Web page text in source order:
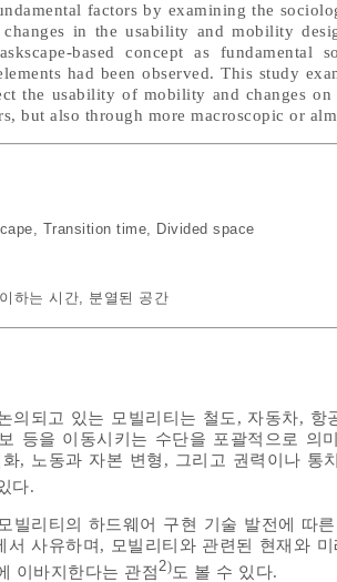
factors by examining the
in the usability and mobility
based concept as fundamental
had been observed. This study
the usability of mobility and changes
but also through more macroscopic or
, Transition time, Divided space
하는 시간, 분열된 공간
의되고 있는 모빌리티는 철도, 자동차,
등을 이동시키는 수단을 포괄적으로 의
, 노동과 자본 변형, 그리고 권력이나 통
다.
빌리티의 하드웨어 구현 기술 발전에 따
서 사유하며, 모빌리티와 관련된 현재와
이바지한다는 관점 2)도 볼 수 있다.